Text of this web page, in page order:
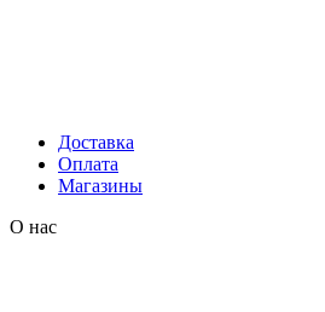
Доставка
Оплата
Магазины
О нас